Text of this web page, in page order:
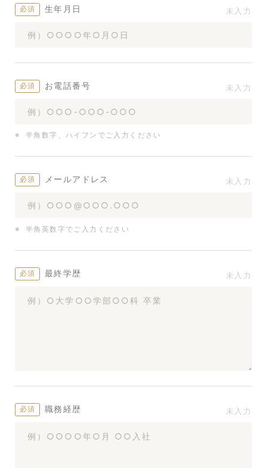
生年月日
お電話番号
半角数字、ハイフンでご入力ください
メールアドレス
半角英数字でご入力ください
最終学歴
職務経歴